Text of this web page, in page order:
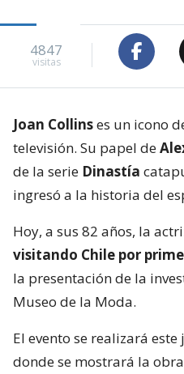
4847
visitas
Joan Collinses un icono
televisión. Su papel de
de la serie Dinastía
ingresó a la historia del
Hoy, a sus 82 años, la
visitando Chile por
la presentación de la
Museo de la Moda.
El evento se realizará
donde se mostrará la